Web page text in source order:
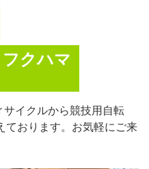
クハマ
イクルから競技用自転
ております。お気軽にご来